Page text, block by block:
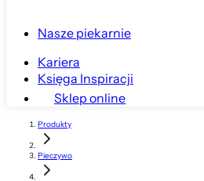
Nasze piekarnie
Kariera
Księga Inspiracji
Sklep online
Produkty
Pieczywo